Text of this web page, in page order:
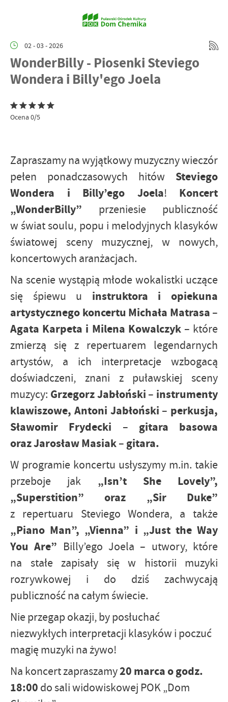
02 - 03 - 2026
WonderBilly - Piosenki Steviego
Wondera i Billy'ego Joela
Ocena 0/5
Zapraszamy na wyjątkowy muzyczny wieczór
pełen ponadczasowych hitów Steviego
Wondera i Billy’ego Joela! Koncert
„WonderBilly” przeniesie publiczność
w świat soulu, popu i melodyjnych klasyków
światowej sceny muzycznej, w nowych,
koncertowych aranżacjach.
Na scenie wystąpią młode wokalistki uczące
się śpiewu u instruktora i opiekuna
artystycznego koncertu Michała Matrasa –
Agata Karpeta i Milena Kowalczyk– które
zmierzą się z repertuarem legendarnych
artystów, a ich interpretacje wzbogacą
doświadczeni, znani z puławskiej sceny
muzycy: Grzegorz Jabłoński – instrumenty
klawiszowe, Antoni Jabłoński – perkusja,
Sławomir Frydecki – gitara basowa
oraz Jarosław Masiak – gitara.
W programie koncertu usłyszymy m.in. takie
przeboje jak „Isn’t She Lovely”,
„Superstition” oraz „Sir Duke”
z repertuaru Steviego Wondera, a także
„Piano Man”, „Vienna” i „Just the Way
You Are” Billy’ego Joela – utwory, które
na stałe zapisały się w historii muzyki
rozrywkowej i do dziś zachwycają
publiczność na całym świecie.
Nie przegap okazji, by posłuchać
niezwykłych interpretacji klasyków i poczuć
magię muzyki na żywo!
Na koncert zapraszamy20 marca o godz.
18:00 do sali widowiskowej POK „Dom